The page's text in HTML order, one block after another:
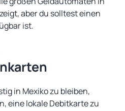
aber du solltest einen
ist.
in Mexiko zu bleiben,
eine lokale Debitkarte zu